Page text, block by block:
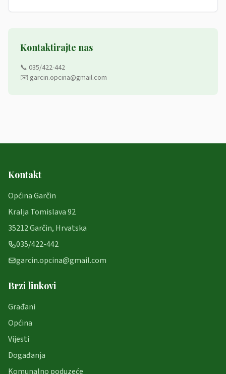
Kontaktirajte nas
📞 035/422-442
✉️ garcin.opcina@gmail.com
Kontakt
Općina Garčin
Kralja Tomislava 92
35212 Garčin, Hrvatska
035/422-442
garcin.opcina@gmail.com
Brzi linkovi
Građani
Općina
Vijesti
Događanja
Komunalno poduzeće